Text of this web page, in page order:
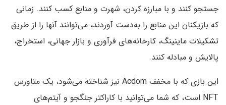
جستجو کنند و با مبارزه کردن، شهرت و منابع کسب کنند. زمانی
که بازیکنان این منابع را به‌دست آوردند، می‌توانند آنها را از طریق
تشکیلات ماینینگ، کارخانه‌های فرآوری و بازار جهانی، استخراج،
پالایش و مبادله کنند.
این بازی که با مخفف Acdom نیز شناخته می‌شود، یک متاورس
NFT است، که شما می‌توانید با کاراکتر جنگجو و آیتم‌های